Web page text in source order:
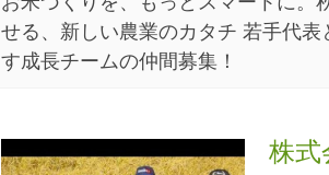
せる、新しい農業のカタチ 若手代
す成長チームの仲間募集！
株式